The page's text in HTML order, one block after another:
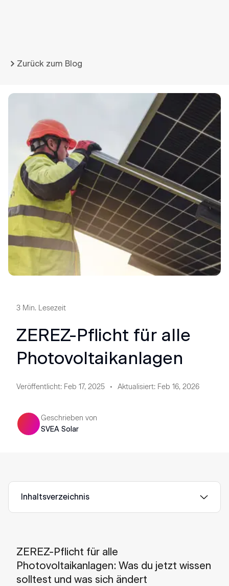
Zurück zum Blog
3 Min. Lesezeit
ZEREZ-Pflicht für alle
Photovoltaikanlagen
Veröffentlicht: Feb 17, 2025 Aktualisiert: Feb 16, 2026
Geschrieben von
SVEA Solar
Inhaltsverzeichnis
ZEREZ-Pflicht für alle
Photovoltaikanlagen: Was du jetzt wissen
solltest und was sich ändert